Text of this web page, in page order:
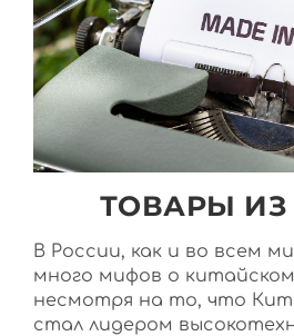
ТОВАРЫ ИЗ
В России, как и во всем
много мифов о
несмотря на то, что
стал лидером